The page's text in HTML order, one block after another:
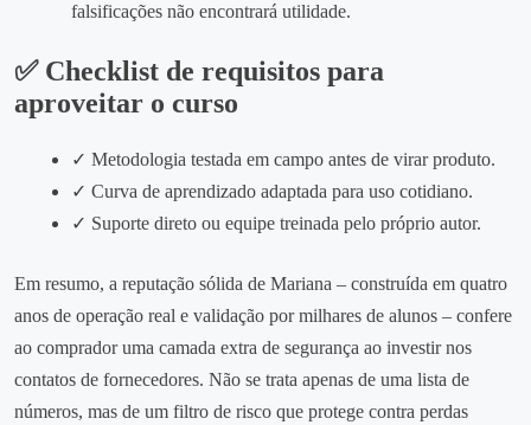
falsificações não encontrará utilidade.
✅ Checklist de requisitos para
aproveitar o curso
✓ Metodologia testada em campo antes de virar produto.
✓ Curva de aprendizado adaptada para uso cotidiano.
✓ Suporte direto ou equipe treinada pelo próprio autor.
Em resumo, a reputação sólida de Mariana – construída em quatro
anos de operação real e validação por milhares de alunos – confere
ao comprador uma camada extra de segurança ao investir nos
contatos de fornecedores. Não se trata apenas de uma lista de
números, mas de um filtro de risco que protege contra perdas